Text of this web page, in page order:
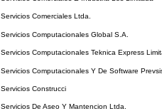
Servicios Comerciales Ltda.
Servicios Computacionales Global S.A.
Servicios Computacionales Teknica Express
Servicios Computacionales Y De Software
Servicios Construcci
Servicios De Aseo Y Mantencion Ltda.